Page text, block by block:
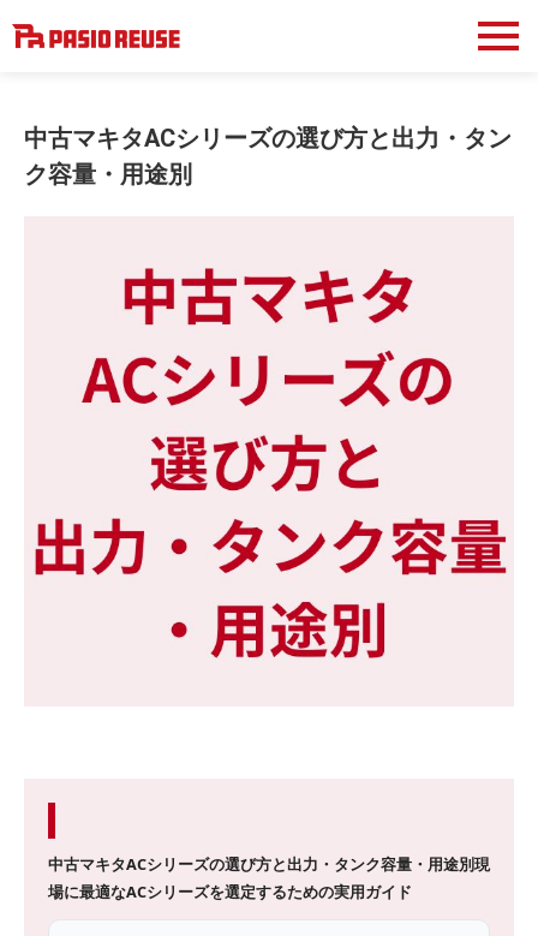
中古マキタACシリーズの選び方と出力・タン
ク容量・用途別
中古マキタACシリーズの選び方と出力・タンク容量・用途別現
場に最適なACシリーズを選定するための実用ガイド